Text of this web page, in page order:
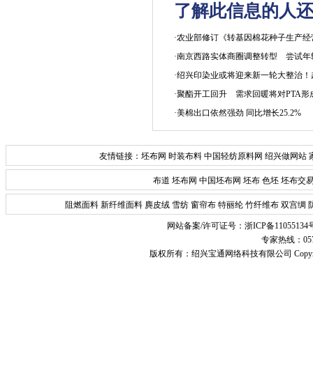
了解此信息的人
·农业部修订《转基因棉花种子生产
·南京西路实体商圈调整转型 尝试年
·绍兴印染业或将迎来新一轮大整治
·聚酯开工回升 需求回暖将对PTA形
·美棉出口依然强劲 同比增长25.2%
友情链接： 坯布网 时装布料 中国轻纺原料网 绍兴做网站
布道 坯布网 中国坯布网 坯布 色坯 坯布交
阻燃面料新纤维面料麂皮绒雪纺窗帘布特丽纶竹纤维布双宫绸
网站备案/许可证号： 浙ICP备11055134
专家热线：
版权所有： 绍兴宝通网络科技有限公司